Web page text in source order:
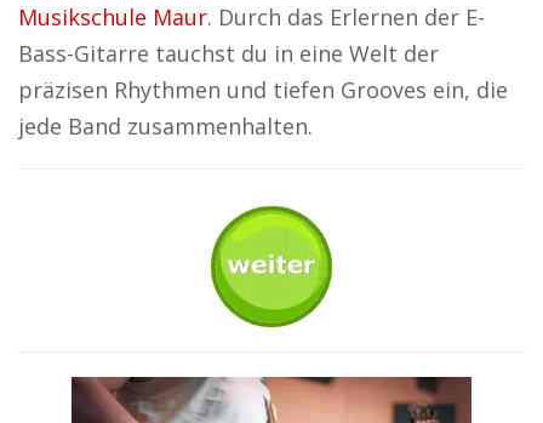
Musikschule Maur. Durch das Erlernen der E-
Bass-Gitarre tauchst du in eine Welt der
präzisen Rhythmen und tiefen Grooves ein, die
jede Band zusammenhalten.